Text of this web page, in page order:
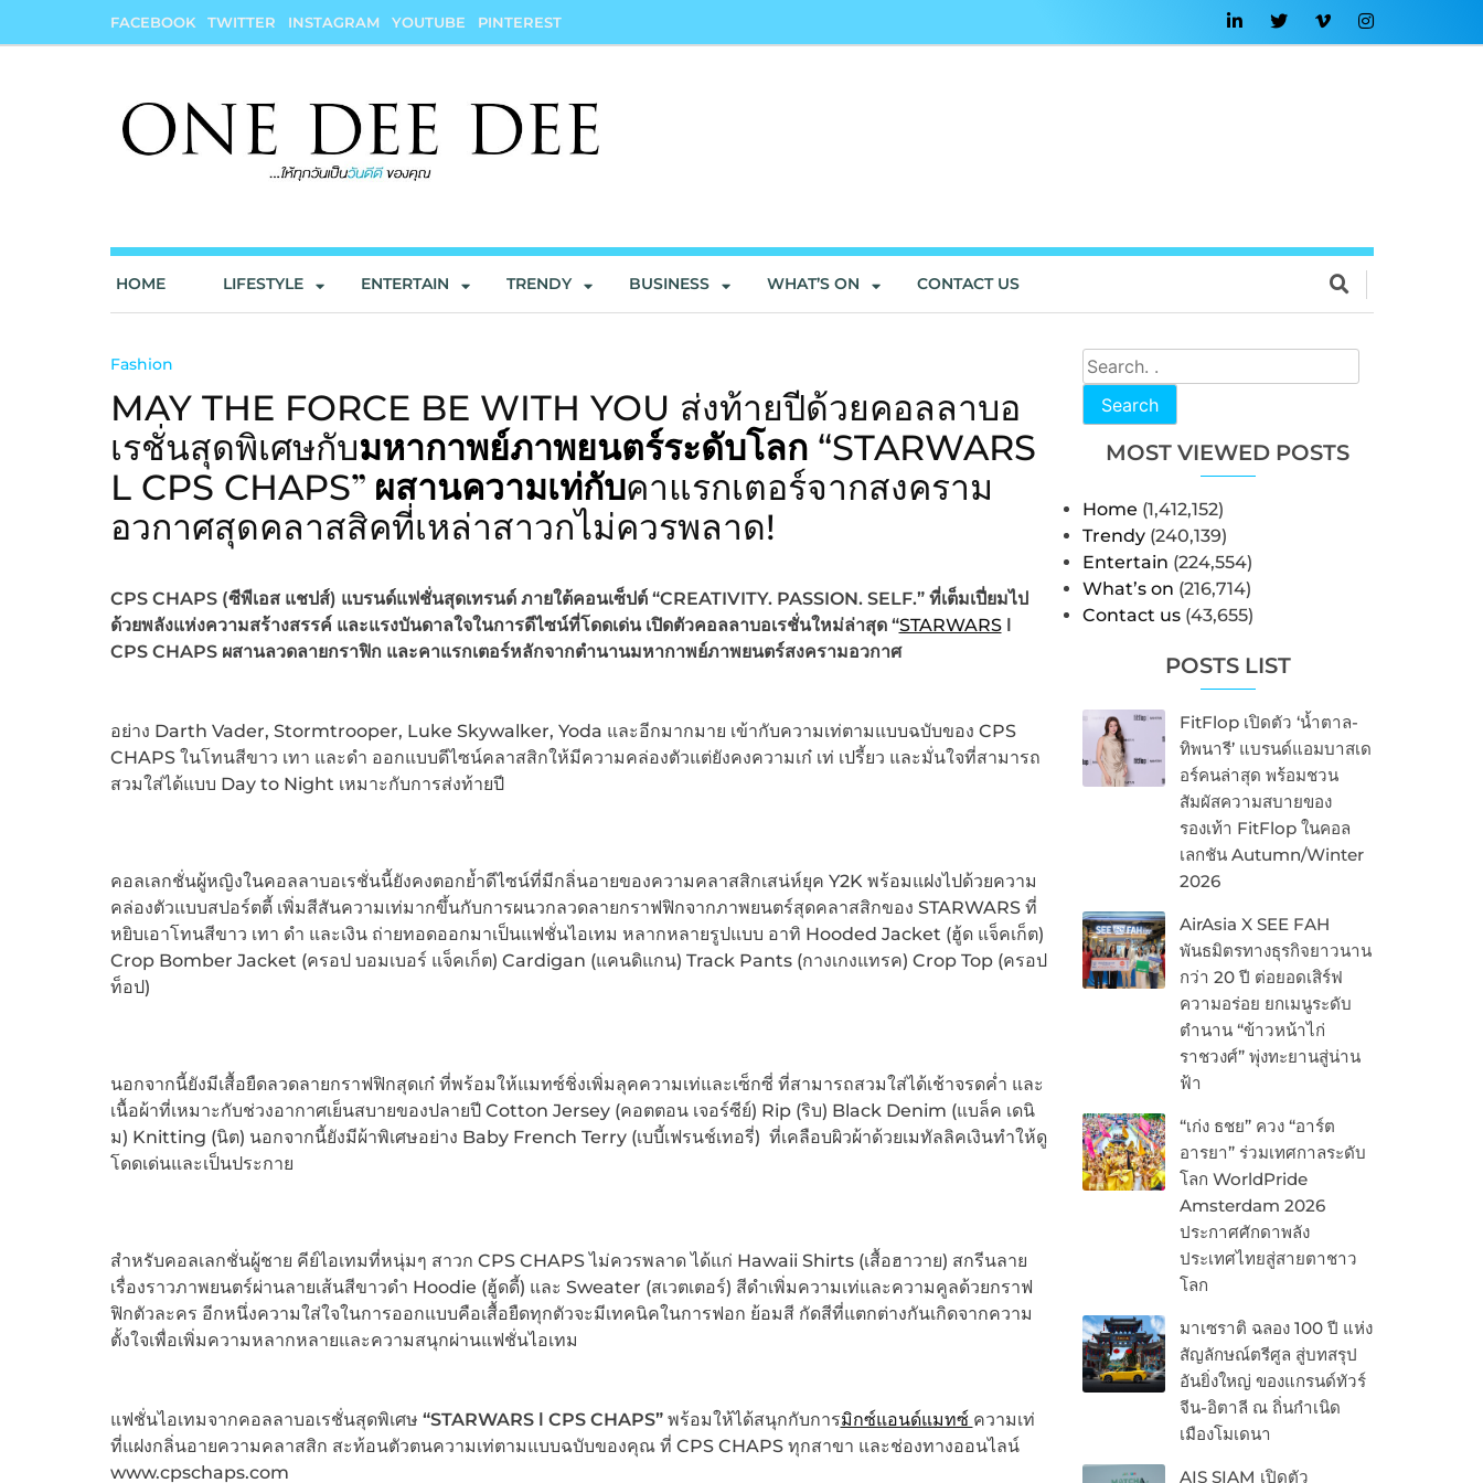
FACEBOOK TWITTER INSTAGRAM YOUTUBE PINTEREST
HOME LIFESTYLE ENTERTAIN TRENDY BUSINESS WHAT’S ON CONTACT US
Search
MOST VIEWED POSTS
Home (1,412,152)
Trendy (240,139)
Entertain (224,554)
What’s on (216,714)
Contact us (43,655)
POSTS LIST
FitFlop เปิดตัว ‘น้ำตาล-
ทิพนารี’ แบรนด์แอมบาสเด
อร์คนล่าสุด พร้อมชวน
สัมผัสความสบายของ
รองเท้า FitFlop ในคอล
เลกชัน Autumn/Winter
2026
AirAsia X SEE FAH
พันธมิตรทางธุรกิจยาวนาน
กว่า 20 ปี ต่อยอดเสิร์ฟ
ความอร่อย ยกเมนูระดับ
ตำนาน “ข้าวหน้าไก่
ราชวงศ์” พุ่งทะยานสู่น่าน
ฟ้า
“เก่ง ธชย” ควง “อาร์ต
อารยา” ร่วมเทศกาลระดับ
โลก WorldPride
Amsterdam 2026
ประกาศศักดาพลัง
ประเทศไทยสู่สายตาชาว
โลก
มาเซราติ ฉลอง 100 ปี แห่ง
สัญลักษณ์ตรีศูล สู่บทสรุป
อันยิ่งใหญ่ ของแกรนด์ทัวร์
จีน-อิตาลี ณ ถิ่นกำเนิด
เมืองโมเดนา
AIS SIAM เปิดตัว
Fashion
MAY THE FORCE BE WITH YOU ส่งท้ายปีด้วยคอลลาบอ
เรชั่นสุดพิเศษกับมหากาพย์ภาพยนตร์ระดับโลก“STARWARS
L CPS CHAPS” ผสานความเท่กับคาแรกเตอร์จากสงคราม
อวกาศสุดคลาสสิคที่เหล่าสาวกไม่ควรพลาด!
CPS CHAPS (ซีพีเอส แชปส์) แบรนด์แฟชั่นสุดเทรนด์ ภายใต้คอนเซ็ปต์ “CREATIVITY. PASSION. SELF.” ที่เต็มเปี่ยมไป
ด้วยพลังแห่งความสร้างสรรค์ และแรงบันดาลใจในการดีไซน์ที่โดดเด่น เปิดตัวคอลลาบอเรชั่นใหม่ล่าสุด “STARWARSl
CPS CHAPS ผสานลวดลายกราฟิก และคาแรกเตอร์หลักจากตำนานมหากาพย์ภาพยนตร์สงครามอวกาศ
อย่าง Darth Vader, Stormtrooper, Luke Skywalker, Yoda และอีกมากมาย เข้ากับความเท่ตามแบบฉบับของ CPS
CHAPS ในโทนสีขาว เทา และดำ ออกแบบดีไซน์คลาสสิกให้มีความคล่องตัวแต่ยังคงความเก๋ เท่ เปรี้ยว และมั่นใจที่สามารถ
สวมใส่ได้แบบ Day to Night เหมาะกับการส่งท้ายปี
คอลเลกชั่นผู้หญิงในคอลลาบอเรชั่นนี้ยังคงตอกย้ำดีไซน์ที่มีกลิ่นอายของความคลาสสิกเสน่ห์ยุค Y2K พร้อมแฝงไปด้วยความ
คล่องตัวแบบสปอร์ตตี้ เพิ่มสีสันความเท่มากขึ้นกับการผนวกลวดลายกราฟฟิกจากภาพยนตร์สุดคลาสสิกของ STARWARS ที่
หยิบเอาโทนสีขาว เทา ดำ และเงิน ถ่ายทอดออกมาเป็นแฟชั่นไอเทม หลากหลายรูปแบบ อาทิ Hooded Jacket (ฮู้ด แจ็คเก็ต)
Crop Bomber Jacket (ครอป บอมเบอร์ แจ็คเก็ต) Cardigan (แคนดิแกน) Track Pants (กางเกงแทรค) Crop Top (ครอป
ท็อป)
นอกจากนี้ยังมีเสื้อยืดลวดลายกราฟฟิกสุดเก๋ ที่พร้อมให้แมทซ์ชิ่งเพิ่มลุคความเท่และเซ็กซี่ ที่สามารถสวมใส่ได้เช้าจรดค่ำ และ
เนื้อผ้าที่เหมาะกับช่วงอากาศเย็นสบายของปลายปี Cotton Jersey (คอตตอน เจอร์ซีย์) Rip (ริบ) Black Denim (แบล็ค เดนิ
ม) Knitting (นิต) นอกจากนี้ยังมีผ้าพิเศษอย่าง Baby French Terry (เบบี้เฟรนช์เทอรี่) ที่เคลือบผิวผ้าด้วยเมทัลลิคเงินทำให้ดู
โดดเด่นและเป็นประกาย
สำหรับคอลเลกชั่นผู้ชาย คีย์ไอเทมที่หนุ่มๆ สาวก CPS CHAPS ไม่ควรพลาด ได้แก่ Hawaii Shirts (เสื้อฮาวาย) สกรีนลาย
เรื่องราวภาพยนตร์ผ่านลายเส้นสีขาวดำ Hoodie (ฮู้ดดี้) และ Sweater (สเวตเตอร์) สีดำเพิ่มความเท่และความคูลด้วยกราฟ
ฟิกตัวละคร อีกหนึ่งความใส่ใจในการออกแบบคือเสื้อยืดทุกตัวจะมีเทคนิคในการฟอก ย้อมสี กัดสีที่แตกต่างกันเกิดจากความ
ตั้งใจเพื่อเพิ่มความหลากหลายและความสนุกผ่านแฟชั่นไอเทม
แฟชั่นไอเทมจากคอลลาบอเรชั่นสุดพิเศษ “STARWARS l CPS CHAPS” พร้อมให้ได้สนุกกับการมิกซ์แอนด์แมทซ์ ความเท่
ที่แฝงกลิ่นอายความคลาสสิก สะท้อนตัวตนความเท่ตามแบบฉบับของคุณ ที่ CPS CHAPS ทุกสาขา และช่องทางออนไลน์
www.cpschaps.com